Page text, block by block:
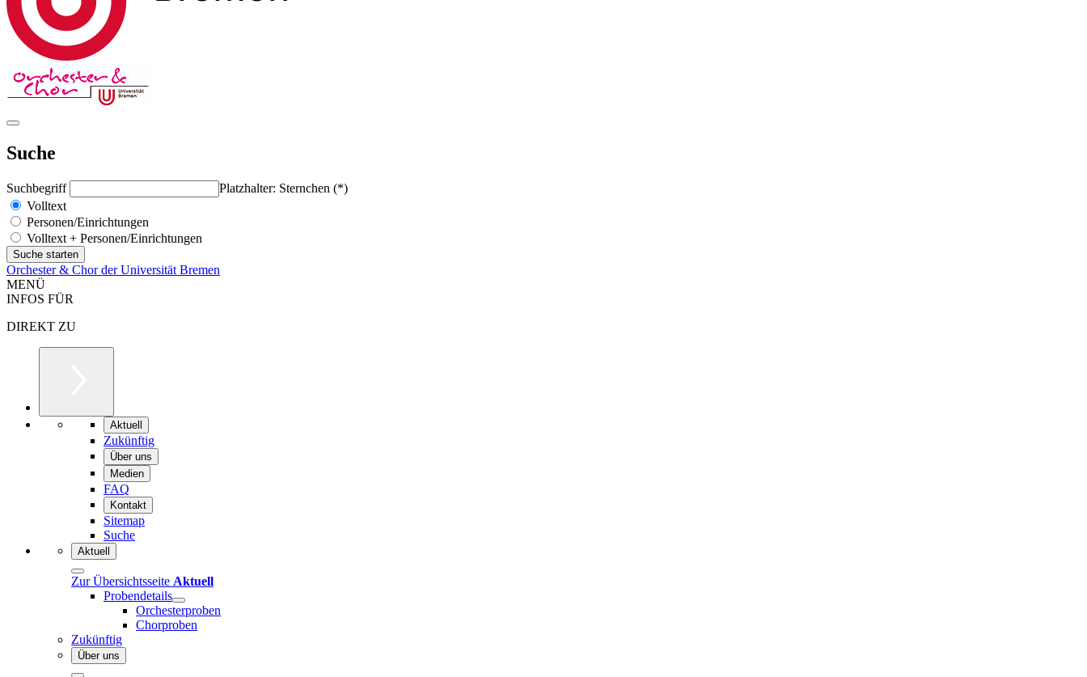
Suche
Suchbegriff
Platzhalter: Sternchen (*)
Volltext
Personen/Einrichtungen
Volltext + Personen/Einrichtungen
Orchester & Chor der Universität Bremen
MENÜ
INFOS FÜR
DIREKT ZU
Aktuell
Zukünftig
Über uns
Medien
FAQ
Kontakt
Sitemap
Suche
Aktuell
Zur Übersichtsseite Aktuell
Probendetails
Orchesterproben
Chorproben
Zukünftig
Über uns